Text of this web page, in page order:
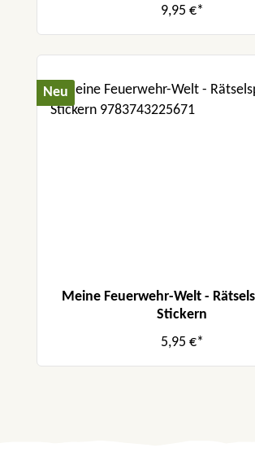
9,95 €*
Neu
Meine Feuerwehr-Welt -
Stickern
5,95 €*